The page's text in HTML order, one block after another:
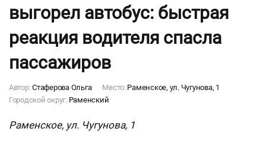
выгорел автобус: быстрая
реакция водителя спасла
пассажиров
Автор:Стаферова Ольга Место: Раменское, ул. Чугунова, 1
Городской округ: Раменский
Раменское, ул. Чугунова, 1